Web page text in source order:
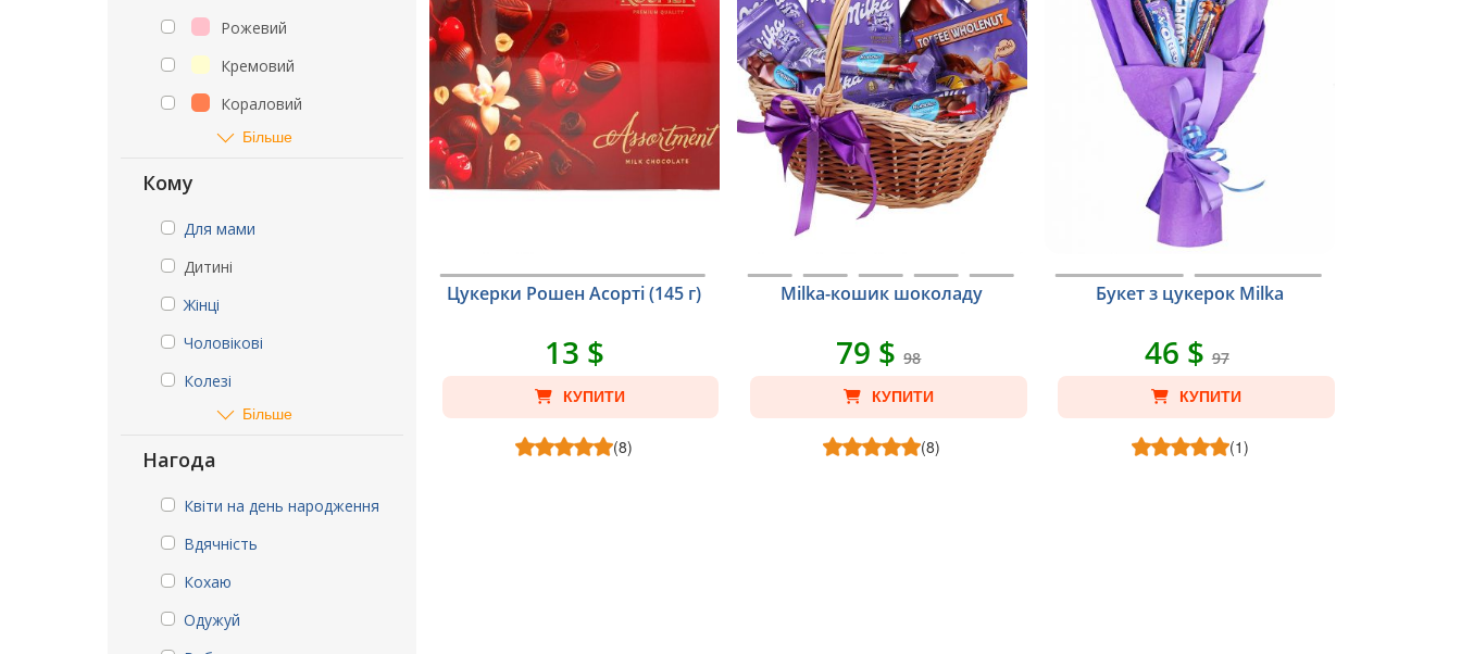
Рожевий
Кремовий
Кораловий
Більше
Кому
Для мами
Дитині
Жінці
Чоловікові
Колезі
Більше
Нагода
Квіти на день народження
Вдячність
Кохаю
Одужуй
Цукерки Рошен Асорті (145 г)
13 $
КУПИТИ
(8)
Milka-кошик шоколаду
79 $98
КУПИТИ
(8)
Букет з цукерок Milka
46 $97
КУПИТИ
(1)